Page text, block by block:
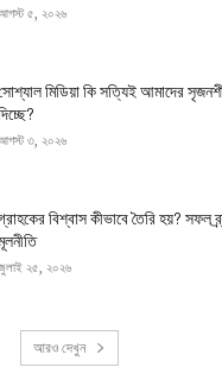
৫, ২০২৬
মিডিয়া কি সত্যিই আমাদের
৩, ২০২৬
বিশ্বাস কীভাবে তৈরি হয়? সফল
২৫, ২০২৬
আরও দেখুন